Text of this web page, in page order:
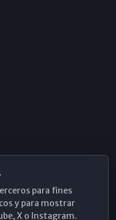
para fines
y para mostrar
X o Instagram.